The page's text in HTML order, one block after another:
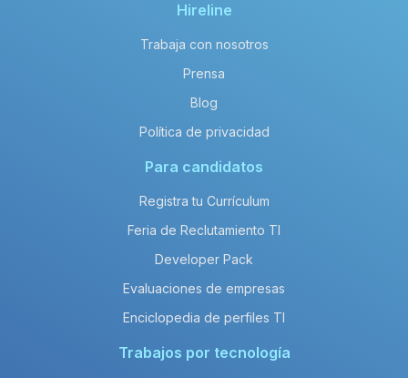
Hireline
Trabaja con nosotros
Prensa
Blog
Política de privacidad
Para candidatos
Registra tu Currículum
Feria de Reclutamiento TI
Developer Pack
Evaluaciones de empresas
Enciclopedia de perfiles TI
Trabajos por tecnología